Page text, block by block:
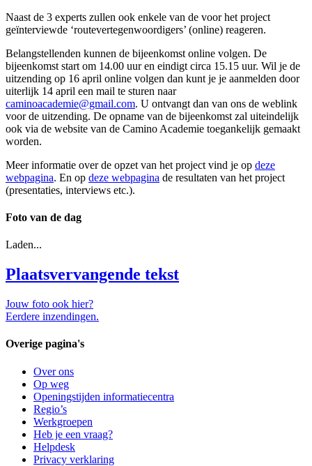
Naast de 3 experts zullen ook enkele van de voor het project
geïnterviewde ‘routevertegenwoordigers’ (online) reageren.
Belangstellenden kunnen de bijeenkomst online volgen. De
bijeenkomst start om 14.00 uur en eindigt circa 15.15 uur. Wil je de
uitzending op 16 april online volgen dan kunt je je aanmelden door
uiterlijk 14 april een mail te sturen naar
caminoacademie@gmail.com. U ontvangt dan van ons de weblink
voor de uitzending. De opname van de bijeenkomst zal uiteindelijk
ook via de website van de Camino Academie toegankelijk gemaakt
worden.
Meer informatie over de opzet van het project vind je op deze
webpagina. En op deze webpagina de resultaten van het project
(presentaties, interviews etc.).
Foto van de dag
Laden...
Plaatsvervangende tekst
Jouw foto ook hier?
Eerdere inzendingen.
Overige pagina's
Over ons
Op weg
Openingstijden informatiecentra
Regio’s
Werkgroepen
Heb je een vraag?
Helpdesk
Privacy verklaring